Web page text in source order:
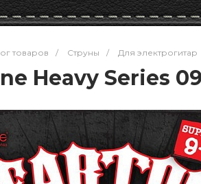
товаров / Струны / Для электрогитар
Heavy Series